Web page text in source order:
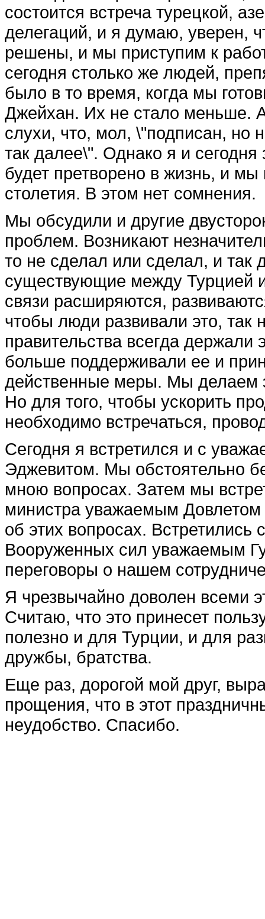
состоится встреча турецкой,
делегаций, и я думаю, уверен,
решены, и мы приступим к
сегодня столько же людей,
было в то время, когда мы
Джейхан. Их не стало меньше.
слухи, что, мол, \"подписан, но
так далее\". Однако я и
будет претворено в жизнь, и
столетия. В этом нет сомнения.
Мы обсудили и другие
проблем. Возникают
то не сделал или сделал, и так
существующие между Турцией
связи расширяются,
чтобы люди развивали это, так
правительства всегда
больше поддерживали ее и
действенные меры. Мы делаем
Но для того, чтобы ускорить
необходимо встречаться,
Сегодня я встретился и с
Эджевитом. Мы обстоятельно
мною вопросах. Затем мы
министра уважаемым
об этих вопросах. Встретились
Вооруженных сил уважаемым
переговоры о нашем
Я чрезвычайно доволен всеми
Считаю, что это принесет
полезно и для Турции, и для
дружбы, братства.
Еще раз, дорогой мой друг,
прощения, что в этот
неудобство. Спасибо.